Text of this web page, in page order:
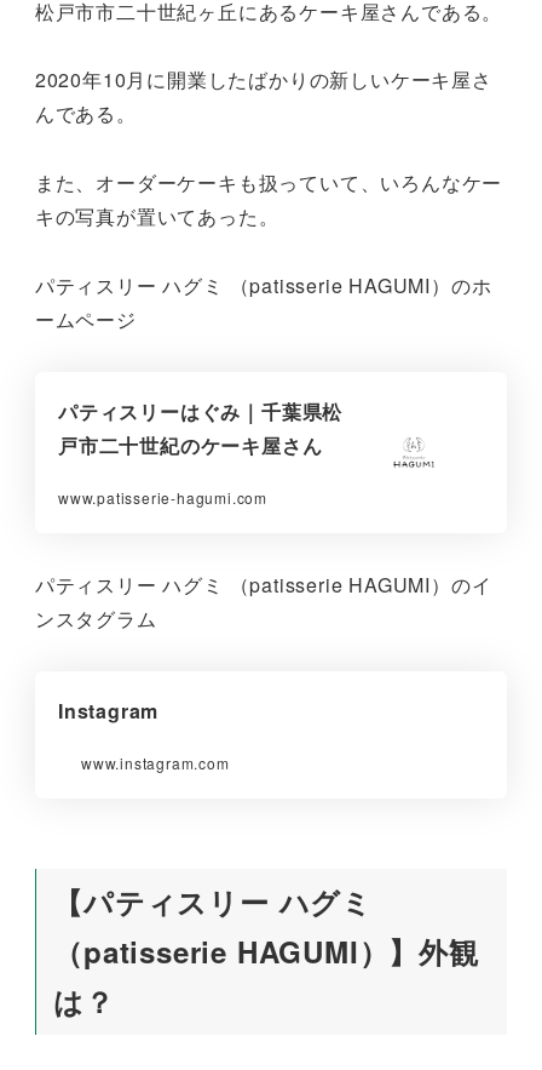
松戸市市二十世紀ヶ丘にあるケーキ屋さんである。
2020年10月に開業したばかりの新しいケーキ屋さ
んである。
また、オーダーケーキも扱っていて、いろんなケー
キの写真が置いてあった。
パティスリー ハグミ （patisserie HAGUMI）のホ
ームページ
パティスリーはぐみ｜千葉県松
戸市二十世紀のケーキ屋さん
www.patisserie-hagumi.com
パティスリー ハグミ （patisserie HAGUMI）のイ
ンスタグラム
Instagram
www.instagram.com
【パティスリー ハグミ
（patisserie HAGUMI）】外観
は？